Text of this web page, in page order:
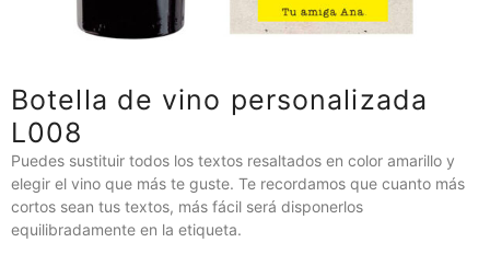
Botella de vino personalizada
L008
Puedes sustituir todos los textos resaltados en color amarillo y
elegir el vino que más te guste. Te recordamos que cuanto más
cortos sean tus textos, más fácil será disponerlos
equilibradamente en la etiqueta.